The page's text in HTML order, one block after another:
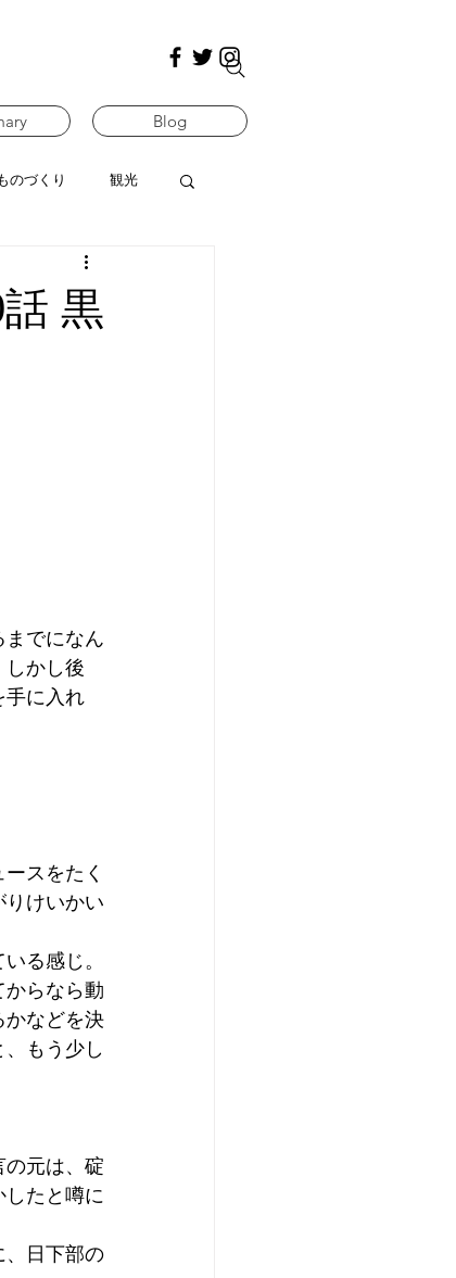
Blog
のづくり 観光
黒
でになん
しかし後
手に入れ
スをたく
りけいかい
る感じ。
からなら動
かなどを決
もう少し
元は、碇
したと噂に
日下部の